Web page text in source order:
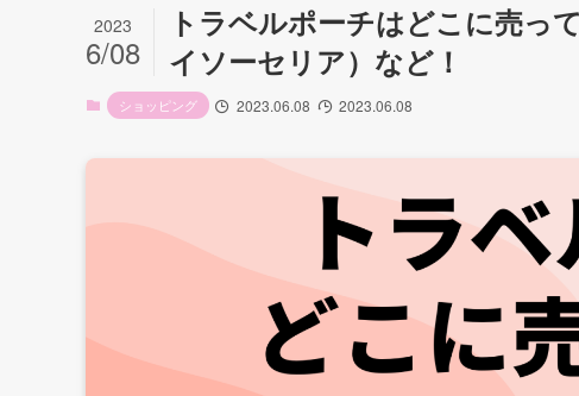
トラベルポーチはどこに売っ
イソーセリア）など！
2023
6/08
ショッピング 2023.06.08 2023.06.08